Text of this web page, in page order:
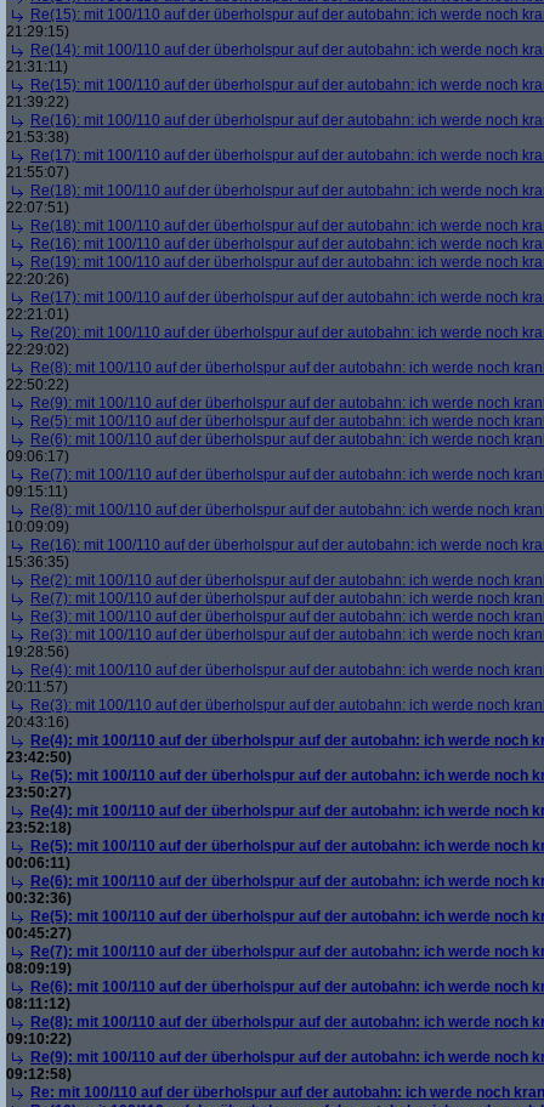
Re(15): mit 100/110 auf der überholspur auf der autobahn: ich werde noch
21:29:15)
Re(14): mit 100/110 auf der überholspur auf der autobahn: ich werde noch
21:31:11)
Re(15): mit 100/110 auf der überholspur auf der autobahn: ich werde noch
21:39:22)
Re(16): mit 100/110 auf der überholspur auf der autobahn: ich werde noch
21:53:38)
Re(17): mit 100/110 auf der überholspur auf der autobahn: ich werde noch
21:55:07)
Re(18): mit 100/110 auf der überholspur auf der autobahn: ich werde noch
22:07:51)
Re(18): mit 100/110 auf der überholspur auf der autobahn: ich werde noch
Re(16): mit 100/110 auf der überholspur auf der autobahn: ich werde noch
Re(19): mit 100/110 auf der überholspur auf der autobahn: ich werde noch
22:20:26)
Re(17): mit 100/110 auf der überholspur auf der autobahn: ich werde noch
22:21:01)
Re(20): mit 100/110 auf der überholspur auf der autobahn: ich werde noch
22:29:02)
Re(8): mit 100/110 auf der überholspur auf der autobahn: ich werde noch
22:50:22)
Re(9): mit 100/110 auf der überholspur auf der autobahn: ich werde noch
Re(5): mit 100/110 auf der überholspur auf der autobahn: ich werde noch
Re(6): mit 100/110 auf der überholspur auf der autobahn: ich werde noch
09:06:17)
Re(7): mit 100/110 auf der überholspur auf der autobahn: ich werde noch
09:15:11)
Re(8): mit 100/110 auf der überholspur auf der autobahn: ich werde noch
10:09:09)
Re(16): mit 100/110 auf der überholspur auf der autobahn: ich werde noch
15:36:35)
Re(2): mit 100/110 auf der überholspur auf der autobahn: ich werde noch
Re(7): mit 100/110 auf der überholspur auf der autobahn: ich werde noch
Re(3): mit 100/110 auf der überholspur auf der autobahn: ich werde noch
Re(3): mit 100/110 auf der überholspur auf der autobahn: ich werde noch
19:28:56)
Re(4): mit 100/110 auf der überholspur auf der autobahn: ich werde noch
20:11:57)
Re(3): mit 100/110 auf der überholspur auf der autobahn: ich werde noch
20:43:16)
Re(4): mit 100/110 auf der überholspur auf der autobahn: ich werde noch
23:42:50)
Re(5): mit 100/110 auf der überholspur auf der autobahn: ich werde noch
23:50:27)
Re(4): mit 100/110 auf der überholspur auf der autobahn: ich werde noch
23:52:18)
Re(5): mit 100/110 auf der überholspur auf der autobahn: ich werde noch
00:06:11)
Re(6): mit 100/110 auf der überholspur auf der autobahn: ich werde noch
00:32:36)
Re(5): mit 100/110 auf der überholspur auf der autobahn: ich werde noch
00:45:27)
Re(7): mit 100/110 auf der überholspur auf der autobahn: ich werde noch
08:09:19)
Re(6): mit 100/110 auf der überholspur auf der autobahn: ich werde noch
08:11:12)
Re(8): mit 100/110 auf der überholspur auf der autobahn: ich werde noch
09:10:22)
Re(9): mit 100/110 auf der überholspur auf der autobahn: ich werde noch
09:12:58)
Re: mit 100/110 auf der überholspur auf der autobahn: ich werde noch